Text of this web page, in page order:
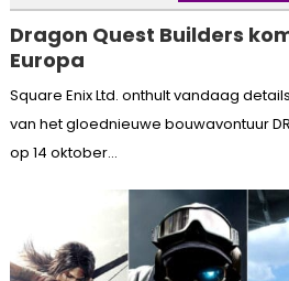
Dragon Quest Builders
Europa
Square Enix Ltd. onthult vandaag
van het gloednieuwe bouwavontuur
op 14 oktober...